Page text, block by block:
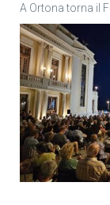
A Ortona torna il